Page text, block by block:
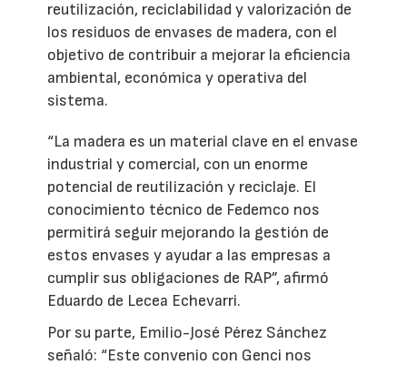
reutilización, reciclabilidad y valorización de
los residuos de envases de madera, con el
objetivo de contribuir a mejorar la eficiencia
ambiental, económica y operativa del
sistema.
“La madera es un material clave en el envase
industrial y comercial, con un enorme
potencial de reutilización y reciclaje. El
conocimiento técnico de Fedemco nos
permitirá seguir mejorando la gestión de
estos envases y ayudar a las empresas a
cumplir sus obligaciones de RAP”, afirmó
Eduardo de Lecea Echevarri.
Por su parte, Emilio-José Pérez Sánchez
señaló: “Este convenio con Genci nos